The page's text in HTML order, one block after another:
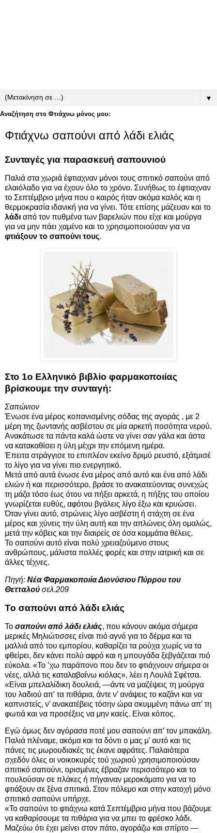
▼
Αναζήτηση στο Φτιάχνω μόνος μου:
Φτιάχνω σαπούνι από λάδι ελιάς
Συνταγές για παρασκευή σαπουνιού
Παλιά στα χωριά έφτιαχναν μόνοι τους σπιτικό σαπούνι από
ελαιόλαδο για να έχουν όλο το χρόνο. Συνήθως το έφτιαχναν
το Σεπτέμβριο μήνα που ο καιρός ήταν ακόμα καλός και η
θερμοκρασία ιδανική για να γίνει. Τότε επίσης μάζευαν και το
λάδι από τον πυθμένα των βαρελιών που είχε και μούργα
για να μην πάει χαμένο και το χρησιμοποιούσαν για να
φτιάξουν το σαπούνι τους.
Στο 1ο Ελληνικό βιβλίο φαρμακοποιίας
βρίσκουμε την συνταγή:
Σαπώνιον
Ένωσε ένα μέρος κοπανισμένης σόδας της αγοράς , με 2
μέρη της ζωντανής ασβέστου σε μία αρκετή ποσότητα νερού.
Ανακάτωσε τα πάντα καλά ώστε να γίνει σαν γάλα και άστα
να κατακαθίσει η ύλη μέχρι την επόμενη ημέρα.
Έπειτα στράγγισε το επιπλέον εκείνο δριμύ ρευστό, εξάτμισέ
το λίγο για να γίνει πιο ενεργητικό.
Μετά από αυτά ένωσε ένα μέρος από αυτό και ένα από λάδι
ελιών ή και περισσότερο, βράσε το ανακατεύοντας συνεχώς
τη μάζα τόσο έως ότου να πήξει αρκετά, η πήξης του οποίου
γνωρίζεται ευθύς, αφότου βγάλεις λίγο έξω και κρυώσει.
Όταν γίνει αυτό, στρώνεις λίγο ασβέστη ή στάχτη σε ένα
μέρος και χύνεις την ύλη αυτή και την απλώνεις όλη ομαλώς,
μετά την κόβεις και την διαιρείς σε όσα κομμάτια θέλεις.
Το σαπούνι αυτό είναι πολύ χρειαζούμενο στους
ανθρώπους, μάλιστα πολλές φορές και στην ιατρική και σε
άλλες τέχνες.
Πηγή: Νέα Φαρμακοποιία Διονύσιου Πύρρου του
Θετταλού σελ.209
Το σαπούνι από λάδι ελιάς
Το σαπούνι από λάδι ελιάς, που κάνουν ακόμα σήμερα
μερικές Μηλιώτισσες είναι πιό αγνό για το δέρμα και τα
μαλλιά από του εμπορίου, καθαρίζει τα ρούχα χωρίς να τα
φθείρει, δεν κάνει πολύ αφρό και η μπουγάδα ξεβγάζεται πιό
εύκολα. «Το ’χω παράπονο που δεν το φτιάχνουν σήμερα οι
νέες, αλλά τις καταλαβαίνω κιόλας», λέει η Λουλά Σφέτσα.
«Είναι μπελαλίδικη δουλειά, —άντε να μαζέψεις τη μούργα
του λαδιού απ' τα πιθάρια, άντε ν’ ανάψεις το καζάνι και να
καπνιστείς, ν’ ανακατέβεις τόσην ώρα σκυμμένη πάνω απ’ τη
φωτιά και να προσέξεις να μην καείς. Είναι κόπος.
Εγώ όμως δεν αγόρασα ποτέ μου σαπούνι απ’ τον μπακάλη.
Παλιά πλέναμε, ακόμα και τα δόντι ο μας μ' αυτό και τις
πάνες τις μωρουδιακές τις έκανε αφράτες. Παλαιότερα
σχεδόν όλες οι νοικοκυρές τού χωριού χρησιμοποιούσαν
σπιτικό σαπούνι, ορισμένες έβραζαν περισσότερο και το
πουλούσαν σε πλάκες ή πήγαιναν μεροκάματο για να το
φτιάξουν σε ξένα σπιτικά. Στον πόλεμο και στην κατοχή μόνο
σπιτικό σαπούνι υπήρχε.
«Το σαπούνι το φτιάχνω κατά Σεπτέμβριο μήνα που βάζουμε
να καθαρίσουμε τα πιθάρια για να μπει το φρέσκο λάδι.
Μαζεύω ότι έχει μείνει στον πάτο, αγοράζω και σπίρτο —